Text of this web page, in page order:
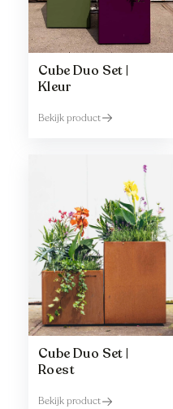
Cube Duo Set |
Kleur
Bekijk product
Cube Duo Set |
Roest
Bekijk product